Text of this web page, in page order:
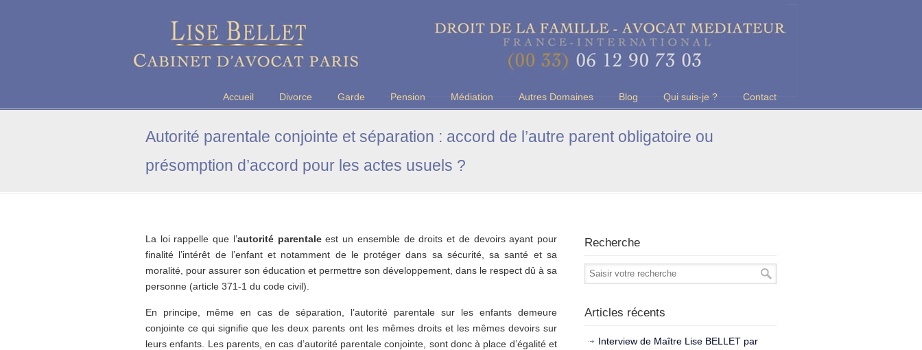
Maître Lise BELLET, Avocate au Barreau de Paris
Accueil Divorce Garde Pension Médiation Autres Domaines Blog Qui suis-je ? Contact
Autorité parentale conjointe et séparation : accord de l’autre parent obligatoire ou
présomption d’accord pour les actes usuels ?
La loi rappelle que l’autorité parentaleest un ensemble de droits et de devoirs ayant pour
finalité l’intérêt de l’enfant et notamment de le protéger dans sa sécurité, sa santé et sa
moralité, pour assurer son éducation et permettre son développement, dans le respect dû à sa
personne (article 371-1 du code civil).
En principe, même en cas de séparation, l’autorité parentale sur les enfants demeure
conjointe ce qui signifie que les deux parents ont les mêmes droits et les mêmes devoirs sur
leurs enfants. Les parents, en cas d’autorité parentale conjointe, sont donc à place d’égalité et
Recherche
Articles récents
Interview de Maître Lise BELLET par